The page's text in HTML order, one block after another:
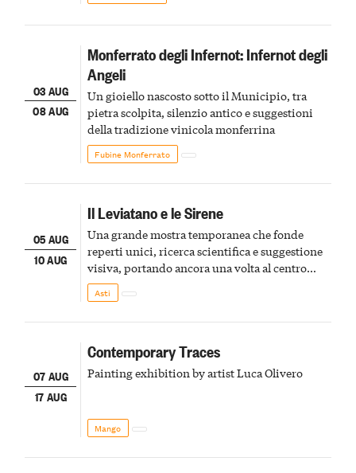
03 AUG
08 AUG
Monferrato degli Infernot: Infernot degli
Angeli
Un gioiello nascosto sotto il Municipio, tra
pietra scolpita, silenzio antico e suggestioni
della tradizione vinicola monferrina
Fubine Monferrato
05 AUG
10 AUG
Il Leviatano e le Sirene
Una grande mostra temporanea che fonde
reperti unici, ricerca scientifica e suggestione
visiva, portando ancora una volta al centro
della scena le meraviglie del passato astigiano
Asti
07 AUG
17 AUG
Contemporary Traces
Painting exhibition by artist Luca Olivero
Mango